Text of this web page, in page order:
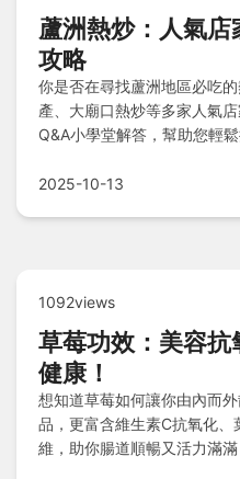
蘆洲熱炒：人氣
攻略
你是否在尋找蘆洲地區必吃
產、大廟口熱炒等多家人氣
Q&A小學堂解答，幫助您輕
2025-10-13
1092views
草莓功效：美容
健康！
想知道草莓如何讓你由內而
品，更富含維生素C抗氧化
維，助你腸道順暢又活力滿